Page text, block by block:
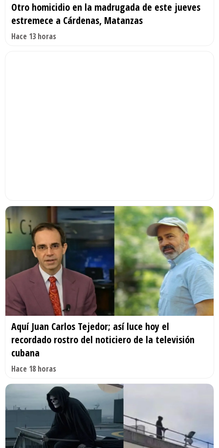
Otro homicidio en la madrugada de este jueves
estremece a Cárdenas, Matanzas
Hace 13 horas
Aquí Juan Carlos Tejedor; así luce hoy el
recordado rostro del noticiero de la televisión
cubana
Hace 18 horas